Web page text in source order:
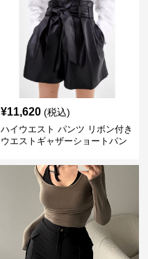
¥11,620 (税込)
ハイウエスト パンツ リボン付き
ウエストギャザーショートパン